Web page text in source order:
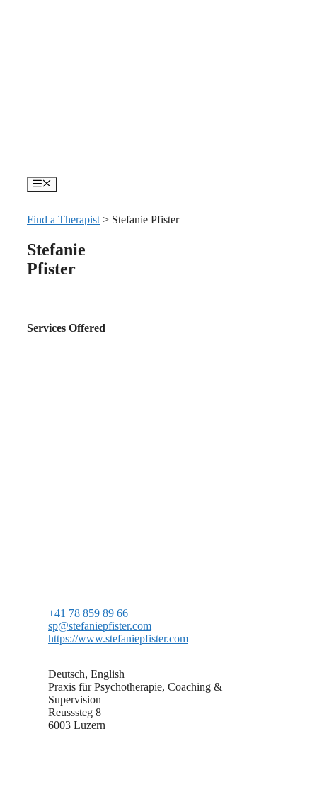
Menu
Find a Therapist > Stefanie Pfister
Stefanie
Pfister
Services Offered
+41 78 859 89 66
sp@stefaniepfister.com
https://www.stefaniepfister.com
Deutsch, English
Praxis für Psychotherapie, Coaching &
Supervision
Reusssteg 8
6003 Luzern